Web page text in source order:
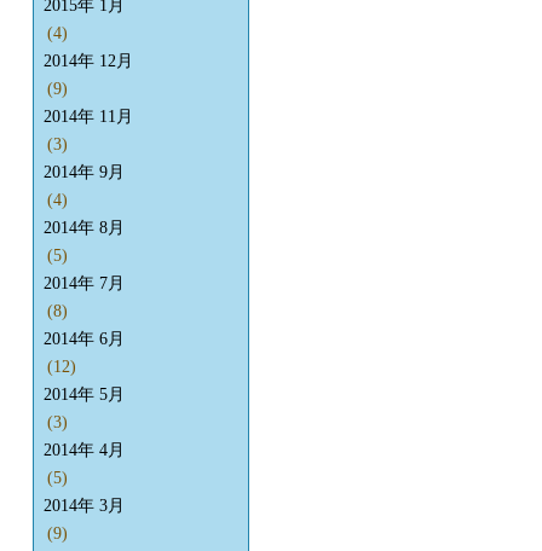
2015年 1月
(4)
2014年 12月
(9)
2014年 11月
(3)
2014年 9月
(4)
2014年 8月
(5)
2014年 7月
(8)
2014年 6月
(12)
2014年 5月
(3)
2014年 4月
(5)
2014年 3月
(9)